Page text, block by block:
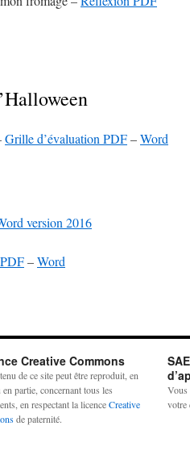
Grille d’évaluation PDF–Word
version 2016
–Word
Creative Commons
de ce site peut être reproduit, en
partie, concernant tous les
en respectant la licenceCreative
de paternité.
Vous
votre